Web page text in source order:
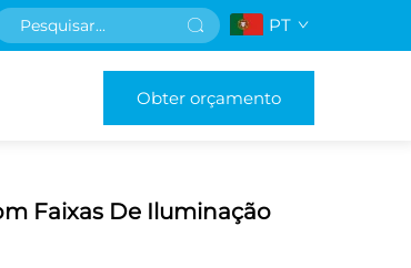
PT
Obter orçamento
Faixas De Iluminação